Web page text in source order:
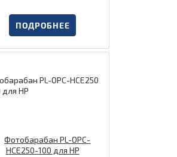
ПОДРОБНЕЕ
PL-OPC-HCE250
для HP